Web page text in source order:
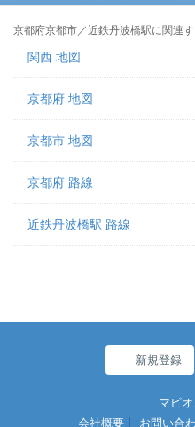
京都府京都市／近鉄丹波橋駅に関連
関西 地図
京都府 地図
京都市 地図
京都府 路線
近鉄丹波橋駅 路線
新規登録
マピ
会社概要
お問い合